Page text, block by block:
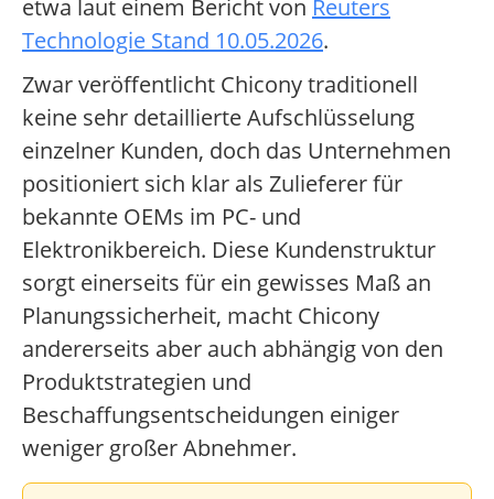
etwa laut einem Bericht von Reuters
Technologie Stand 10.05.2026.
Zwar veröffentlicht Chicony traditionell
keine sehr detaillierte Aufschlüsselung
einzelner Kunden, doch das Unternehmen
positioniert sich klar als Zulieferer für
bekannte OEMs im PC- und
Elektronikbereich. Diese Kundenstruktur
sorgt einerseits für ein gewisses Maß an
Planungssicherheit, macht Chicony
andererseits aber auch abhängig von den
Produktstrategien und
Beschaffungsentscheidungen einiger
weniger großer Abnehmer.